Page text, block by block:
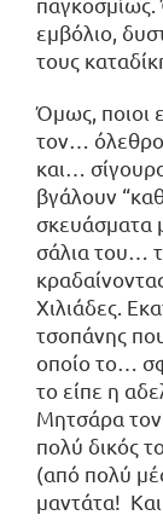
εμβόλιο,
τους
Όμως, ποιοι
τον… όλεθρο
και…
βγάλουν
σκευάσματα
σάλια του…
Χιλιάδες.
τσοπάνης
οποίο το…
το είπε η
Μητσάρα τον
πολύ δικός
(από πολύ
μαντάτα! Και